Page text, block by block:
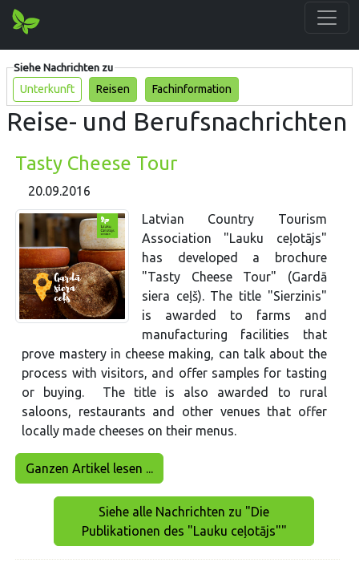
Siehe Nachrichten zu
Unterkunft
Reisen Fachinformation
Reise- und Berufsnachrichten
Tasty Cheese Tour
20.09.2016
Latvian Country Tourism
Association "Lauku ceļotājs"
has developed a brochure
"Tasty Cheese Tour" (Gardā
siera ceļš). The title "Sierzinis"
is awarded to farms and
manufacturing facilities that
prove mastery in cheese making, can talk about the
process with visitors, and offer samples for tasting
or buying. The title is also awarded to rural
saloons, restaurants and other venues that offer
locally made cheeses on their menus.
Ganzen Artikel lesen ...
Siehe alle Nachrichten zu "Die
Publikationen des "Lauku ceļotājs""